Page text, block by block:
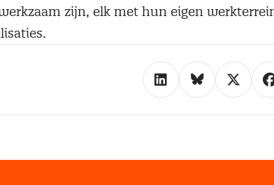
zijn, elk met hun eigen